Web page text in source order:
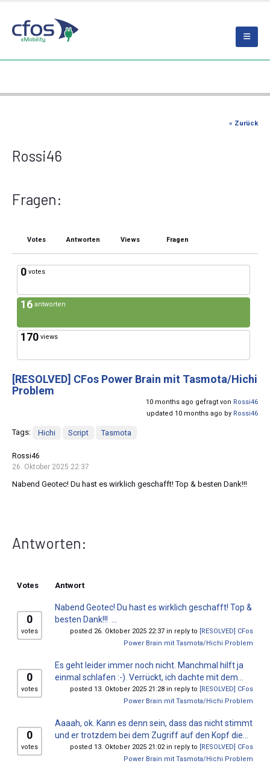
« Zurück
Rossi46
Fragen:
Votes Antworten Views Fragen
0 votes
16 antworten
170 views
[RESOLVED] CFos Power Brain mit Tasmota/Hichi
Problem
10 months ago gefragt von Rossi46
updated 10 months ago by Rossi46
Tags: Hichi Script Tasmota
Rossi46
26. Oktober 2025 22:37
Nabend Geotec! Du hast es wirklich geschafft! Top & besten Dank!!!
Antworten:
Votes Antwort
0
votes
Nabend Geotec! Du hast es wirklich geschafft! Top &
besten Dank!!! ...
posted 26. Oktober 2025 22:37 in reply to [RESOLVED] CFos
Power Brain mit Tasmota/Hichi Problem
0
votes
Es geht leider immer noch nicht. Manchmal hilft ja
einmal schlafen :-). Verrückt, ich dachte mit dem...
posted 13. Oktober 2025 21:28 in reply to [RESOLVED] CFos
Power Brain mit Tasmota/Hichi Problem
0
votes
Aaaah, ok. Kann es denn sein, dass das nicht stimmt
und er trotzdem bei dem Zugriff auf den Kopf die...
posted 13. Oktober 2025 21:02 in reply to [RESOLVED] CFos
Power Brain mit Tasmota/Hichi Problem